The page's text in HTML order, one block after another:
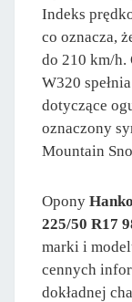
Indeks
co oznacza,
do 210 km/h.
W320
dotyczące
oznaczony
Mountain
Opony
225/50 R17
marki i
cennych
dokładnej